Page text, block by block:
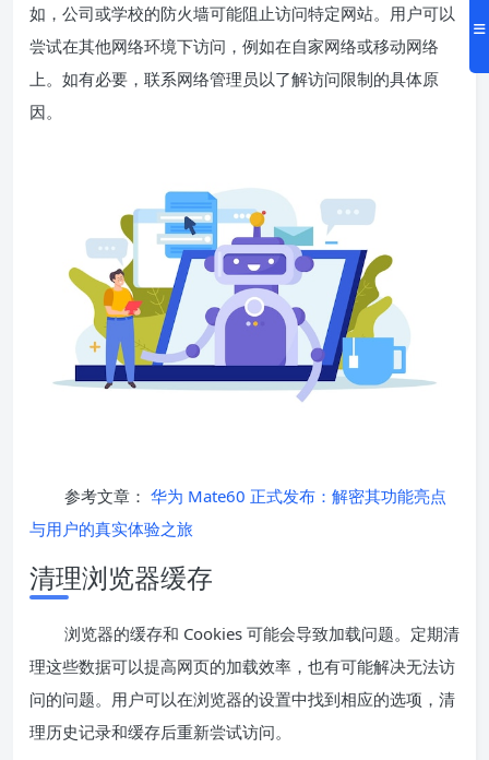
如，公司或学校的防火墙可能阻止访问特定网站。用户可以
尝试在其他网络环境下访问，例如在自家网络或移动网络
上。如有必要，联系网络管理员以了解访问限制的具体原
因。
参考文章： 华为 Mate60 正式发布：解密其功能亮点
与用户的真实体验之旅
清理浏览器缓存
浏览器的缓存和 Cookies 可能会导致加载问题。定期清
理这些数据可以提高网页的加载效率，也有可能解决无法访
问的问题。用户可以在浏览器的设置中找到相应的选项，清
理历史记录和缓存后重新尝试访问。